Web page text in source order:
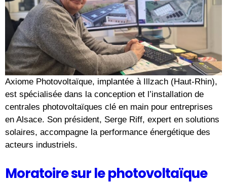
Axiome Photovoltaïque, implantée à Illzach (Haut-Rhin),
est spécialisée dans la conception et l’installation de
centrales photovoltaïques clé en main pour entreprises
en Alsace. Son président, Serge Riff, expert en solutions
solaires, accompagne la performance énergétique des
acteurs industriels.
Moratoire sur le photovoltaïque